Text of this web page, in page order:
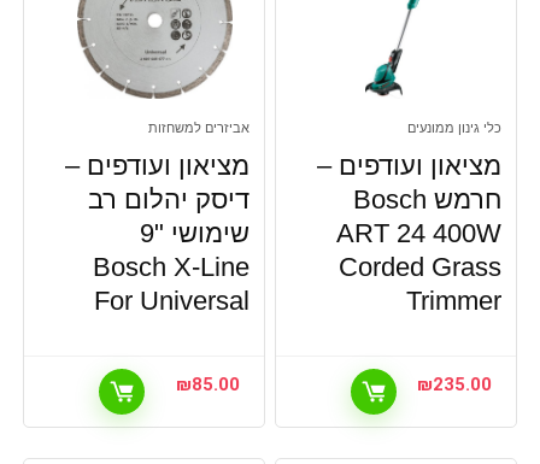
כלי גינון ממונעים
מציאון ועודפים –
חרמש Bosch
ART 24 400W
Corded Grass
Trimmer
₪235.00
אביזרים למשחזות
מציאון ועודפים –
דיסק יהלום רב
שימושי "9
Bosch X-Line
For Universal
₪85.00